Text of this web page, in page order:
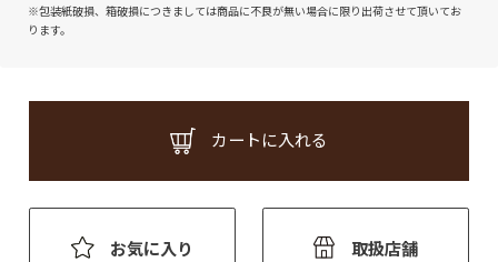
※包装紙破損、箱破損につきましては商品に不良が無い場合に限り出荷させて頂いてお
ります。
カートに入れる
お気に入り 取扱店舗